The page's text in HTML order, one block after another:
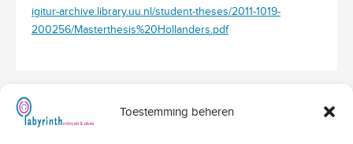
Toestemming beheren
igitur-archive.library.uu.nl/student-theses/2011-1019-
200256/Masterthesis%20Hollanders.pdf